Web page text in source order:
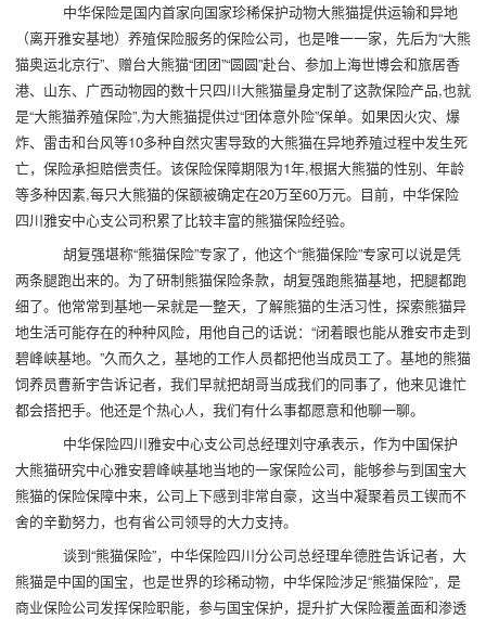
中华保险是国内首家向国家珍稀保护动物大熊猫提供运输和异地
（离开雅安基地）养殖保险服务的保险公司，也是唯一一家，先后为“大熊
猫奥运北京行”、赠台大熊猫“团团”“圆圆”赴台、参加上海世博会和旅居香
港、山东、广西动物园的数十只四川大熊猫量身定制了这款保险产品,也就
是“大熊猫养殖保险”,为大熊猫提供过“团体意外险”保单。如果因火灾、爆
炸、雷击和台风等10多种自然灾害导致的大熊猫在异地养殖过程中发生死
亡，保险承担赔偿责任。该保险保障期限为1年,根据大熊猫的性别、年龄
等多种因素,每只大熊猫的保额被确定在20万至60万元。目前，中华保险
四川雅安中心支公司积累了比较丰富的熊猫保险经验。
胡复强堪称“熊猫保险”专家了，他这个“熊猫保险”专家可以说是凭
两条腿跑出来的。为了研制熊猫保险条款，胡复强跑熊猫基地，把腿都跑
细了。他常常到基地一呆就是一整天，了解熊猫的生活习性，探索熊猫异
地生活可能存在的种种风险，用他自己的话说：“闭着眼也能从雅安市走到
碧峰峡基地。”久而久之，基地的工作人员都把他当成员工了。基地的熊猫
饲养员曹新宇告诉记者，我们早就把胡哥当成我们的同事了，他来见谁忙
都会搭把手。他还是个热心人，我们有什么事都愿意和他聊一聊。
中华保险四川雅安中心支公司总经理刘守承表示，作为中国保护
大熊猫研究中心雅安碧峰峡基地当地的一家保险公司，能够参与到国宝大
熊猫的保险保障中来，公司上下感到非常自豪，这当中凝聚着员工锲而不
舍的辛勤努力，也有省公司领导的大力支持。
谈到“熊猫保险”，中华保险四川分公司总经理牟德胜告诉记者，大
熊猫是中国的国宝，也是世界的珍稀动物，中华保险涉足“熊猫保险”，是
商业保险公司发挥保险职能，参与国宝保护，提升扩大保险覆盖面和渗透